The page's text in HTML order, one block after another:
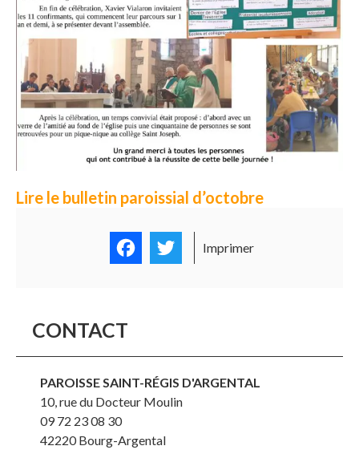
Lire le bulletin paroissial d’octobre
FacebookTwitter
Imprimer
CONTACT
PAROISSE SAINT-RÉGIS D'ARGENTAL
10, rue du Docteur Moulin
09 72 23 08 30
42220 Bourg-Argental